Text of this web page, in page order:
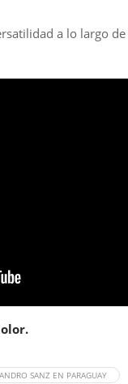
a lo largo
SANZ EN PARAGUAY